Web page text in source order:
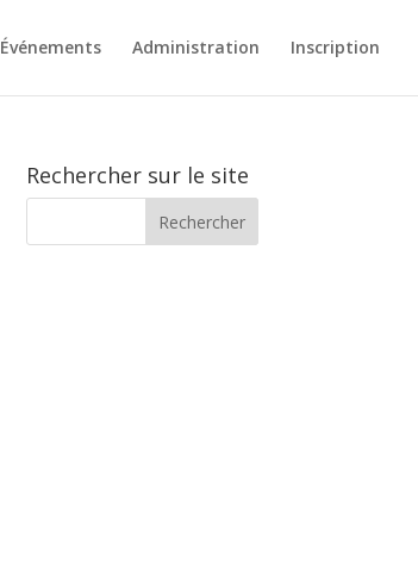
Événements Administration Inscription
Rechercher sur le site